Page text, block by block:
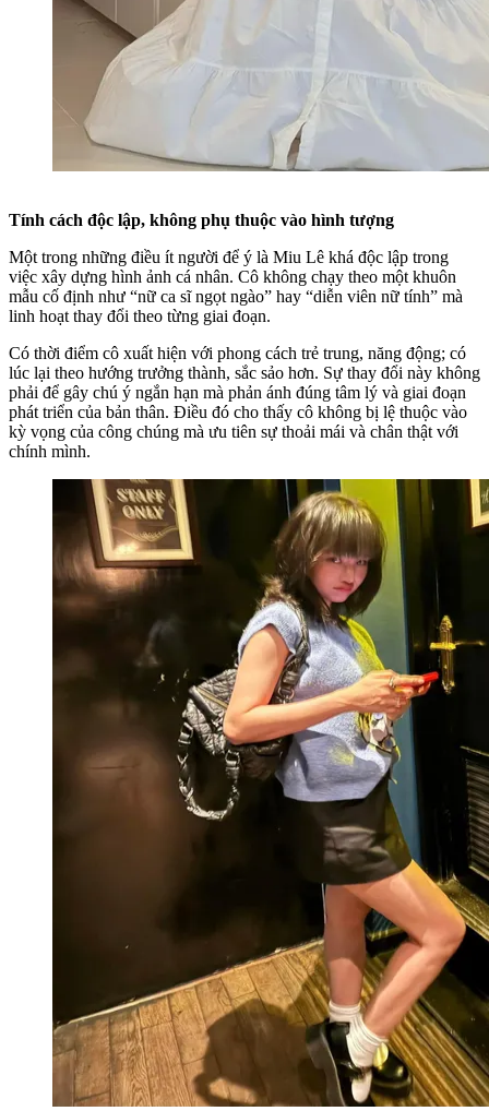
Tính cách độc lập, không phụ thuộc vào hình tượng
Một trong những điều ít người để ý là Miu Lê khá độc lập trong
việc xây dựng hình ảnh cá nhân. Cô không chạy theo một khuôn
mẫu cố định như “nữ ca sĩ ngọt ngào” hay “diễn viên nữ tính” mà
linh hoạt thay đổi theo từng giai đoạn.
Có thời điểm cô xuất hiện với phong cách trẻ trung, năng động; có
lúc lại theo hướng trưởng thành, sắc sảo hơn. Sự thay đổi này không
phải để gây chú ý ngắn hạn mà phản ánh đúng tâm lý và giai đoạn
phát triển của bản thân. Điều đó cho thấy cô không bị lệ thuộc vào
kỳ vọng của công chúng mà ưu tiên sự thoải mái và chân thật với
chính mình.